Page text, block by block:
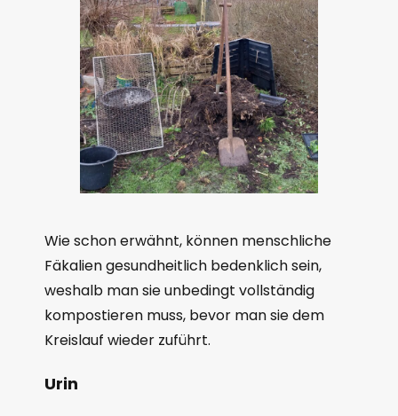
Wie schon erwähnt, können menschliche
Fäkalien gesundheitlich bedenklich sein,
weshalb man sie unbedingt vollständig
kompostieren muss, bevor man sie dem
Kreislauf wieder zuführt.
Urin